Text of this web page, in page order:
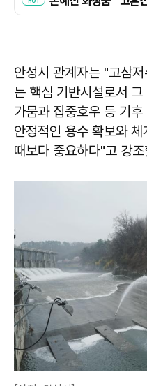
안성시 관계자는 "고삼
는 핵심 기반시설로서
가뭄과 집중호우 등 기
안정적인 용수 확보와
때보다 중요하다"고 강